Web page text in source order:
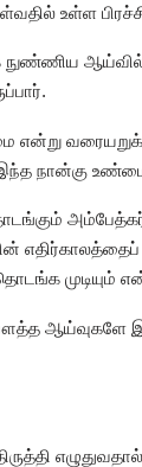
உள்ள
நுண்ணிய
நான்கு
முடியும்
ஆய்வுகளே
எழுதுவதால்